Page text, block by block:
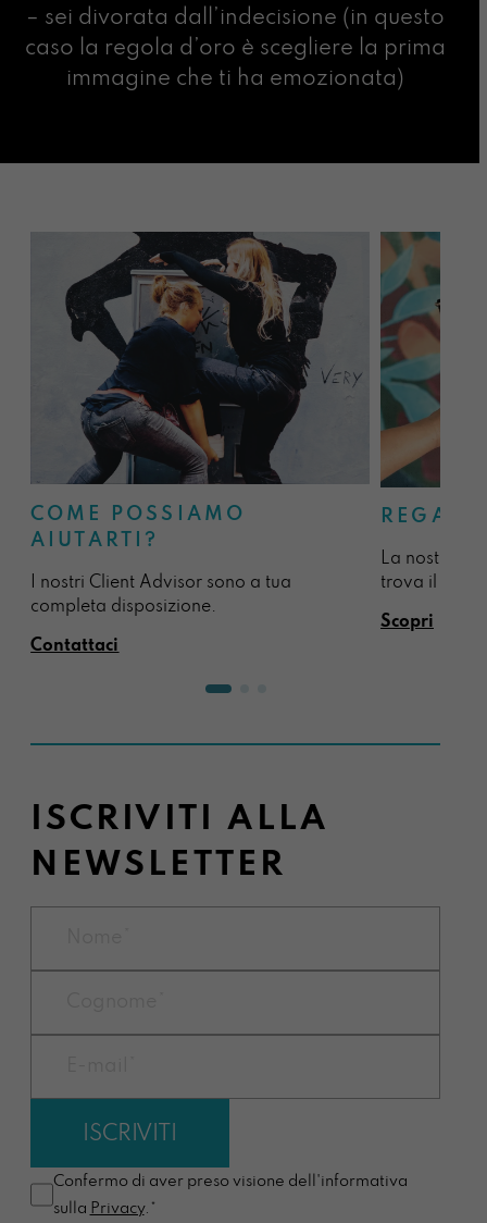
– sei divorata dall’indecisione (in questo
caso la regola d’oro è scegliere la prima
immagine che ti ha emozionata)
COME POSSIAMO
AIUTARTI?
I nostri Client Advisor sono a tua
completa disposizione.
Contattaci
La nostra
trova il
Scopri
ISCRIVITI ALLA
NEWSLETTER
Confermo di aver preso visione dell'informativa
sulla Privacy.*